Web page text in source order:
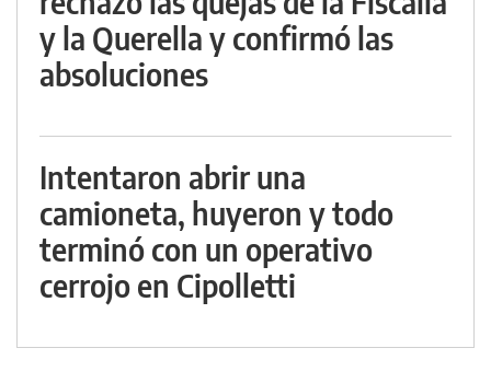
y la Querella y confirmó las
absoluciones
Intentaron abrir una
camioneta, huyeron y todo
terminó con un operativo
cerrojo en Cipolletti